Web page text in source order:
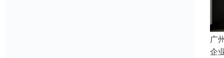
广
企